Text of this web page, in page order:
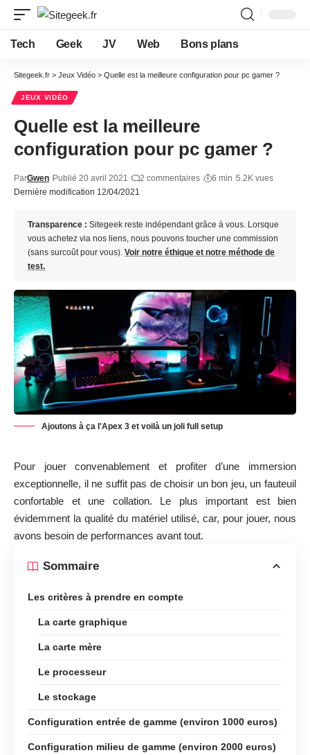
Tech Geek JV Web Bons plans
Sitegeek.fr > Jeux Vidéo > Quelle est la meilleure configuration pour pc gamer ?
JEUX VIDÉO
Quelle est la meilleure
configuration pour pc gamer ?
Dernière modification 12/04/2021
ParGwen Publié 20 avril 2021 2 commentaires 6 min 5.2K vues
Transparence : Sitegeek reste indépendant grâce à vous. Lorsque
vous achetez via nos liens, nous pouvons toucher une commission
(sans surcoût pour vous). Voir notre éthique et notre méthode de
test.
Ajoutons à ça l'Apex 3 et voilà un joli full setup
Pour jouer convenablement et profiter d’une immersion
exceptionnelle, il ne suffit pas de choisir un bon jeu, un fauteuil
confortable et une collation. Le plus important est bien
évidemment la qualité du matériel utilisé, car, pour jouer, nous
avons besoin de performances avant tout.
Sommaire
Les critères à prendre en compte
La carte graphique
La carte mère
Le processeur
Le stockage
Configuration entrée de gamme (environ 1000 euros)
Configuration milieu de gamme (environ 2000 euros)